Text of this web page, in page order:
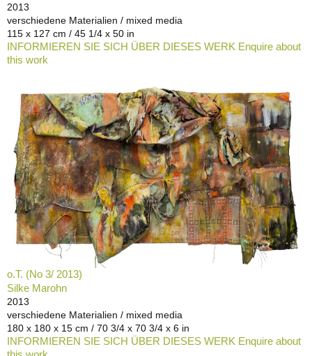
2013
verschiedene Materialien / mixed media
115 x 127 cm / 45 1/4 x 50 in
INFORMIEREN SIE SICH ÜBER DIESES WERK Enquire about
this work
o.T. (No 3/ 2013)
Silke Marohn
2013
verschiedene Materialien / mixed media
180 x 180 x 15 cm / 70 3/4 x 70 3/4 x 6 in
INFORMIEREN SIE SICH ÜBER DIESES WERK Enquire about